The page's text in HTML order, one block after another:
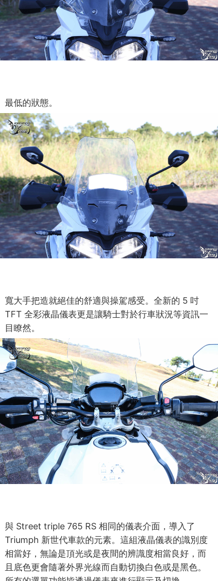
最低的狀態。
寬大手把造就絕佳的舒適與操駕感受。全新的 5 吋
TFT 全彩液晶儀表更是讓騎士對於行車狀況等資訊一
目瞭然。
與 Street triple 765 RS 相同的儀表介面，導入了
Triumph 新世代車款的元素。這組液晶儀表的識別度
相當好，無論是頂光或是夜間的辨識度相當良好，而
且底色更會隨著外界光線而自動切換白色或是黑色。